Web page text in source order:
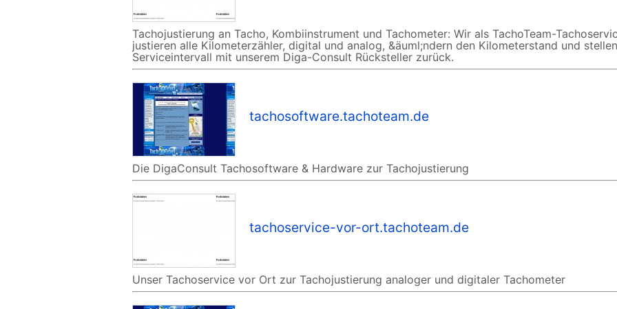
Tachojustierung an Tacho, Kombiinstrument und Tachometer: Wir als TachoTeam-
justieren alle Kilometerzähler, digital und analog, &äuml;ndern den Kilometerstand und
Serviceintervall mit unserem Diga-Consult Rücksteller zurück.
tachosoftware.tachoteam.de
Die DigaConsult Tachosoftware & Hardware zur Tachojustierung
tachoservice-vor-ort.tachoteam.de
Unser Tachoservice vor Ort zur Tachojustierung analoger und digitaler Tachometer